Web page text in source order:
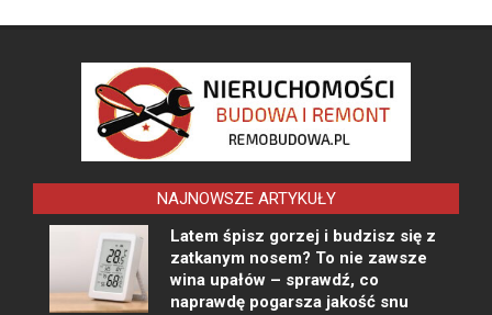
NAJNOWSZE ARTYKUŁY
Latem śpisz gorzej i budzisz się z
zatkanym nosem? To nie zawsze
wina upałów – sprawdź, co
naprawdę pogarsza jakość snu